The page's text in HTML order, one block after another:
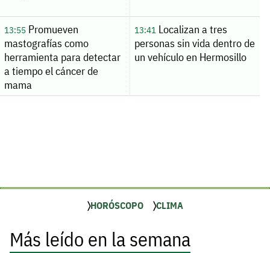
13:55Promueven
mastografías como
herramienta para detectar
a tiempo el cáncer de
mama
13:41Localizan a tres
personas sin vida dentro de
un vehículo en Hermosillo
HORÓSCOPO CLIMA
Más leído en la semana